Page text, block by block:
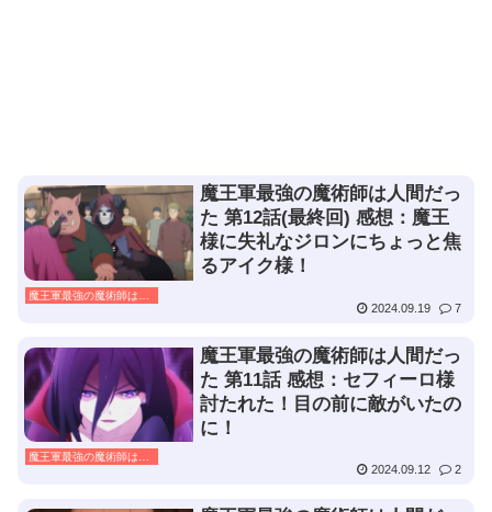
魔王軍最強の魔術師は人間だっ
た 第12話(最終回) 感想：魔王
様に失礼なジロンにちょっと焦
るアイク様！
2024.09.19 7
魔王軍最強の魔術師は人間だっ
た 第11話 感想：セフィーロ様
討たれた！目の前に敵がいたの
に！
2024.09.12 2